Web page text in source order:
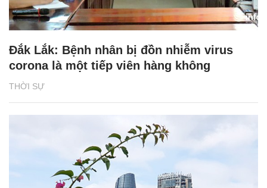
THỜI SỰ
Đắk Lắk: Bệnh nhân bị đồn nhiễm virus
corona là một tiếp viên hàng không